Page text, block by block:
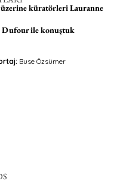
üzerine küratörleri Lauranne
Dufour ile konuştuk
Buse Özsümer